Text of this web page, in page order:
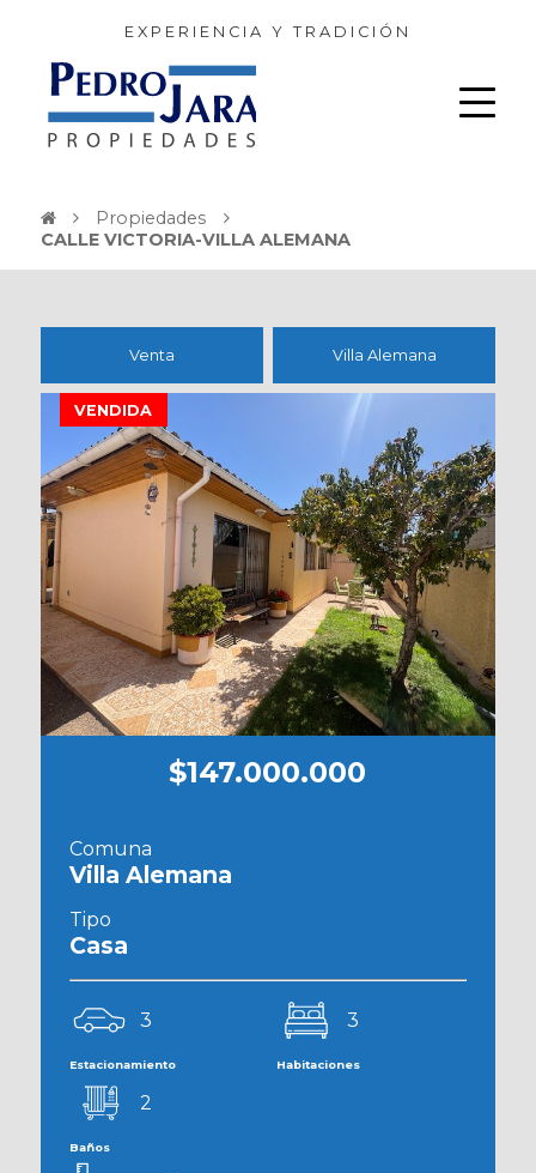
EXPERIENCIA Y TRADICIÓN
Propiedades
CALLE VICTORIA-VILLA ALEMANA
Venta Villa Alemana
VENDIDA
$147.000.000
Comuna
Villa Alemana
Tipo
Casa
3
Estacionamiento
3
Habitaciones
2
Baños